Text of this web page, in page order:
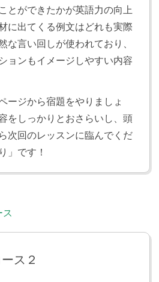
どこかをたずねよう
を使った疑問文を学習します。
」「どこでダンスの練習をしま
ング
during the break time in
をおさらいします。
しよう
とができたかが英語力の向上
に出てくる例文はどれも実際
な言い回しが使われており、
ョンもイメージしやすい内容
ージから宿題をやりましょ
をしっかりとおさらいし、頭
次回のレッスンに臨んでくだ
」です！
ス２